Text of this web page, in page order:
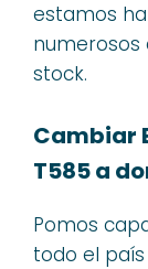
estamos
numerosos
stock.
Cambiar
T585 a
Pomos
todo el